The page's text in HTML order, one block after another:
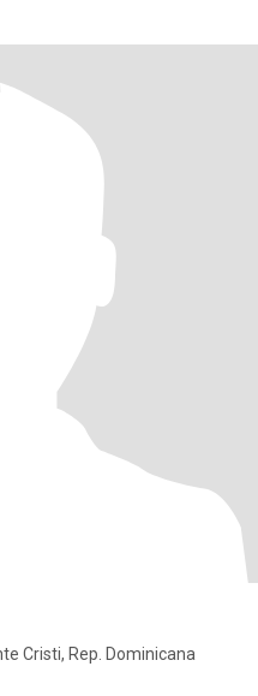
Cristi, Rep. Dominicana